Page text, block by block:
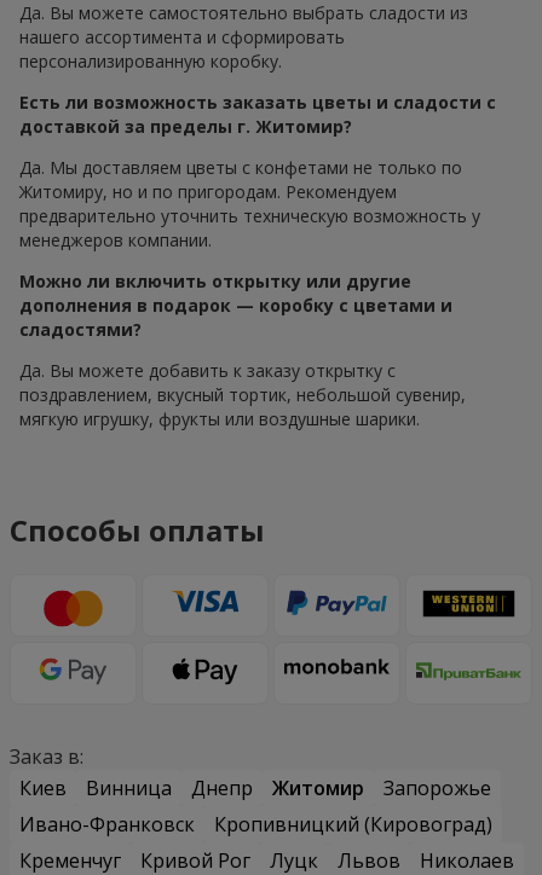
Да. Вы можете самостоятельно выбрать сладости из
нашего ассортимента и сформировать
персонализированную коробку.
Есть ли возможность заказать цветы и сладости с
доставкой за пределы г. Житомир?
Да. Мы доставляем цветы с конфетами не только по
Житомиру, но и по пригородам. Рекомендуем
предварительно уточнить техническую возможность у
менеджеров компании.
Можно ли включить открытку или другие
дополнения в подарок — коробку с цветами и
сладостями?
Да. Вы можете добавить к заказу открытку с
поздравлением, вкусный тортик, небольшой сувенир,
мягкую игрушку, фрукты или воздушные шарики.
Способы оплаты
Заказ в:
Киев
Винница Днепр Житомир
Запорожье
Ивано-Франковск
Кропивницкий (Кировоград)
Кременчуг
Кривой Рог Луцк Львов
Николаев